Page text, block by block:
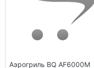
Аэрогриль BQ AF6000M